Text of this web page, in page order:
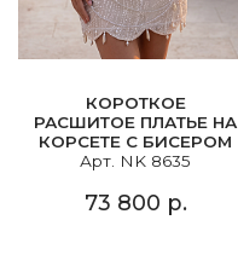
КОРОТКОЕ
РАСШИТОЕ ПЛАТЬЕ НА
КОРСЕТЕ С БИСЕРОМ
Арт. NK 8635
73 800 р.